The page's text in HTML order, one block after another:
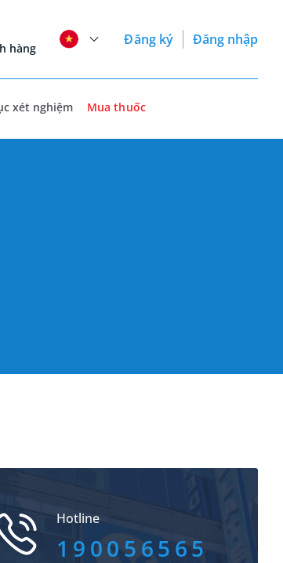
hàng
Đăng ký Đăng nhập
xét nghiệm Mua thuốc
Hotline
190056565